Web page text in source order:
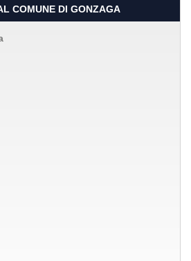
COMUNE DI GONZAGA